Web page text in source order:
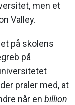
men et
Valley.
på skolens
på
praler med, at
når en billion